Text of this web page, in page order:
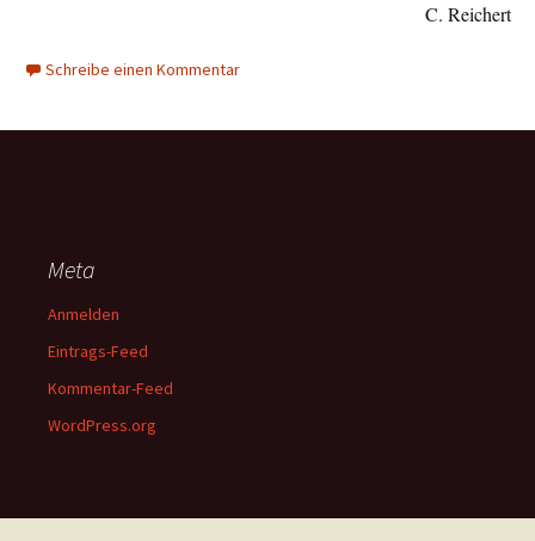
C. Reichert
Schreibe einen Kommentar
Meta
Anmelden
Eintrags-Feed
Kommentar-Feed
WordPress.org